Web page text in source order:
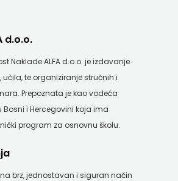
d.o.o.
Naklade ALFA d.o.o. je izdavanje
učila, te organiziranje stručnih i
Prepoznata je kao vodeća
i Hercegovini koja ima
program za osnovnu školu.
brz, jednostavan i siguran način